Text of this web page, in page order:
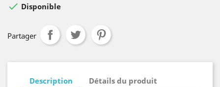
 Disponible
Partager
Description Détails du produit